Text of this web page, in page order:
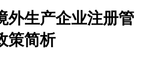
外生产企业注册管
策简析